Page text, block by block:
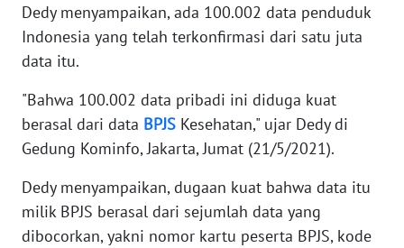
Dedy menyampaikan, ada 100.002 data penduduk
Indonesia yang telah terkonfirmasi dari satu juta
data itu.
"Bahwa 100.002 data pribadi ini diduga kuat
berasal dari data BPJS Kesehatan," ujar Dedy di
Gedung Kominfo, Jakarta, Jumat (21/5/2021).
Dedy menyampaikan, dugaan kuat bahwa data itu
milik BPJS berasal dari sejumlah data yang
dibocorkan, yakni nomor kartu peserta BPJS, kode
PEDOMAN
MEDIA
REDAKSI
DISCLAIMER